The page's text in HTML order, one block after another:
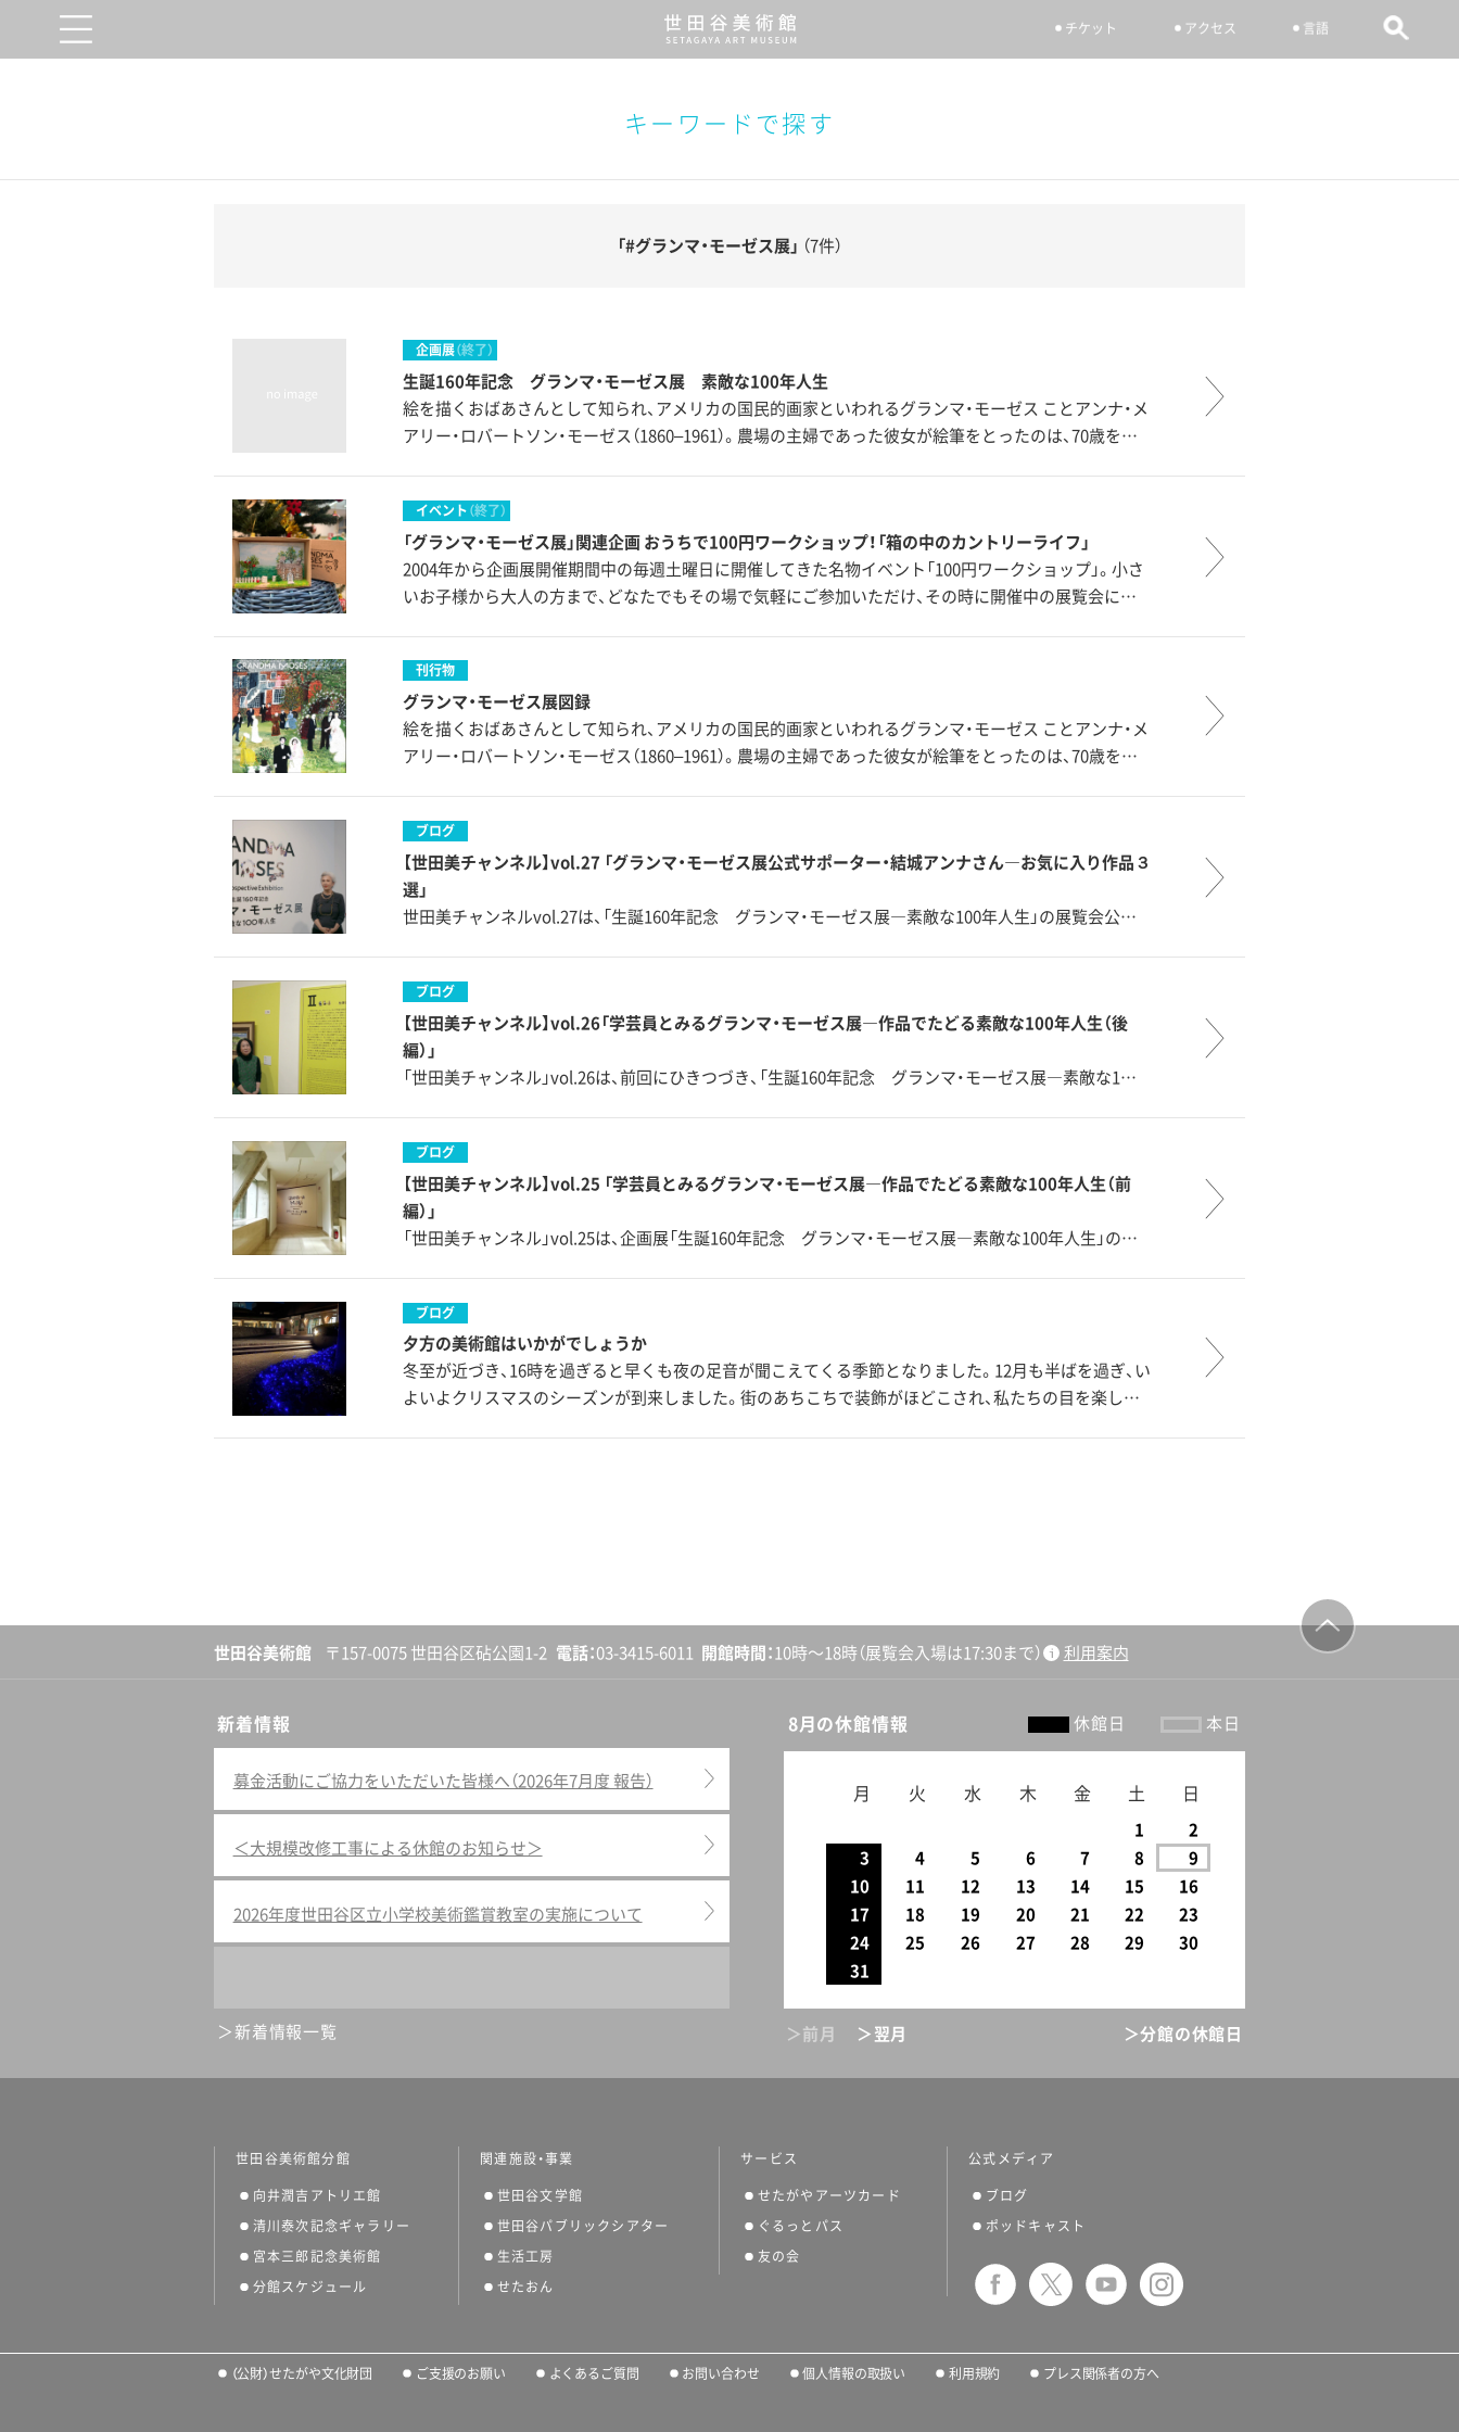
チケット アクセス 言語
キーワードで探す
「#グランマ・モーゼス展」 （7件）
企画展（終了）
生誕160年記念 グランマ・モーゼス展 素敵な100年人生
絵を描くおばあさんとして知られ、アメリカの国民的画家といわれるグランマ・モーゼス ことアンナ・メ
アリー・ロバートソン・モーゼス（1860–1961）。農場の主婦であった彼女が絵筆をとったのは、70歳を…
イベント （終了）
「グランマ・モーゼス展」関連企画 おうちで100円ワークショップ！「箱の中のカントリーライフ」
2004年から企画展開催期間中の毎週土曜日に開催してきた名物イベント「100円ワークショップ」。小さ
いお子様から大人の方まで、どなたでもその場で気軽にご参加いただけ、その時に開催中の展覧会に…
刊行物
グランマ・モーゼス展図録
絵を描くおばあさんとして知られ、アメリカの国民的画家といわれるグランマ・モーゼス ことアンナ・メ
アリー・ロバートソン・モーゼス（1860–1961）。農場の主婦であった彼女が絵筆をとったのは、70歳を…
ブログ
【世田美チャンネル】vol.27 「グランマ・モーゼス展公式サポーター・結城アンナさん―お気に入り作品３
選」
世田美チャンネルvol.27は、「生誕160年記念 グランマ・モーゼス展―素敵な100年人生」の展覧会公…
ブログ
【世田美チャンネル】vol.26「学芸員とみるグランマ・モーゼス展―作品でたどる素敵な100年人生（後
編）」
「世田美チャンネル」vol.26は、前回にひきつづき、「生誕160年記念 グランマ・モーゼス展―素敵な1…
ブログ
【世田美チャンネル】vol.25 「学芸員とみるグランマ・モーゼス展―作品でたどる素敵な100年人生（前
編）」
「世田美チャンネル」vol.25は、企画展「生誕160年記念 グランマ・モーゼス展―素敵な100年人生」の…
ブログ
夕方の美術館はいかがでしょうか
冬至が近づき、16時を過ぎると早くも夜の足音が聞こえてくる季節となりました。12月も半ばを過ぎ、い
よいよクリスマスのシーズンが到来しました。街のあちこちで装飾がほどこされ、私たちの目を楽し…
世田谷美術館 〒157-0075 世田谷区砧公園1-2 電話 03-3415-6011 開館時間 10時〜18時 （展覧会入場は17:30まで） 利用案内
新着情報
募金活動にご協力をいただいた皆様へ（2026年7月度 報告）
＜大規模改修工事による休館のお知らせ＞
2026年度世田谷区立小学校美術鑑賞教室の実施について
新着情報一覧
8月の休館情報 休館日 本日
月 火 水 木 金 土 日
1
2
3
4 5 6 7 8
9
10
11 12 13 14 15
16
17
18 19 20 21 22
23
24
25 26 27 28 29
30
31
＞前月 ＞翌月 ＞分館の休館日
世田谷美術館分館
向井潤吉アトリエ館
清川泰次記念ギャラリー
宮本三郎記念美術館
分館スケジュール
関連施設・事業
世田谷文学館
世田谷パブリックシアター
生活工房
せたおん
サービス
せたがやアーツカード
ぐるっとパス
友の会
公式メディア
ブログ
ポッドキャスト
（公財）せたがや文化財団 ご支援のお願い よくあるご質問 お問い合わせ 個人情報の取扱い 利用規約 プレス関係者の方へ